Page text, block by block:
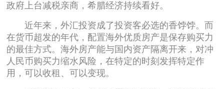
政府上台减税亲商，希腊经济持续看好。
近年来，外汇投资成了投资客必选的香饽饽。而
在货币超发的年代，配置海外优质房产是保存购买力
的最佳方式。海外房产能与国内资产隔离开来，对冲
人民币购买力缩水风险，在特定的时刻发挥特定作
用，可以收租、可以变现。